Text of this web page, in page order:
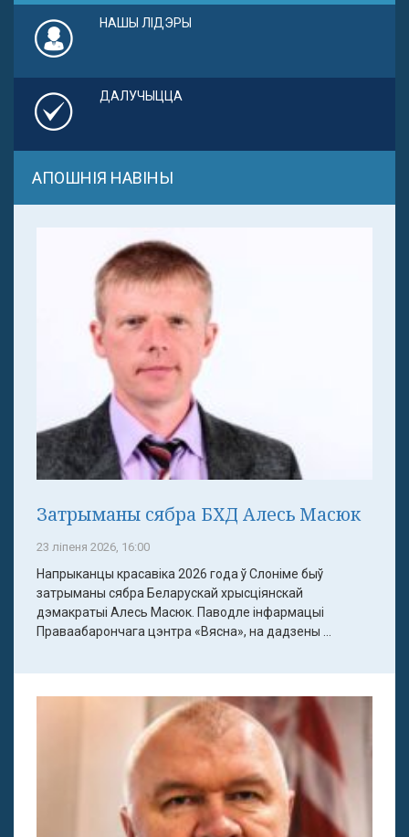
НАШЫ ЛІДЭРЫ
ДАЛУЧЫЦЦА
АПОШНІЯ НАВІНЫ
Затрыманы сябра БХД Алесь Масюк
23 ліпеня 2026, 16:00
Напрыканцы красавіка 2026 года ў Слоніме быў
затрыманы сябра Беларускай хрысціянскай
дэмакратыі Алесь Масюк. Паводле інфармацыі
Праваабарончага цэнтра «Вясна», на дадзены ...